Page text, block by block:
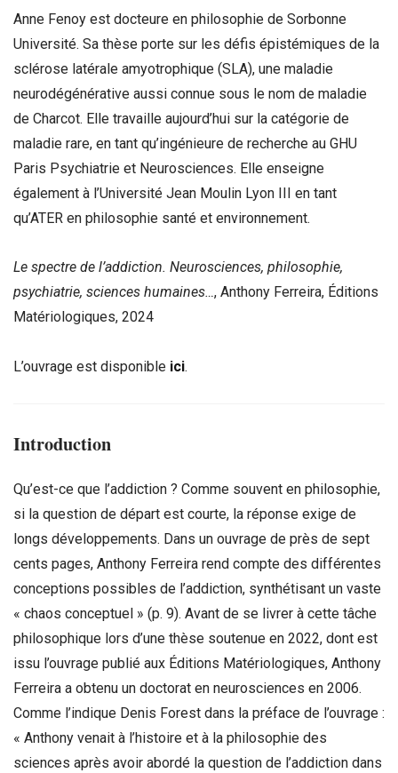
Anne Fenoy est docteure en philosophie de Sorbonne
Université. Sa thèse porte sur les défis épistémiques de la
sclérose latérale amyotrophique (SLA), une maladie
neurodégénérative aussi connue sous le nom de maladie
de Charcot. Elle travaille aujourd’hui sur la catégorie de
maladie rare, en tant qu’ingénieure de recherche au GHU
Paris Psychiatrie et Neurosciences. Elle enseigne
également à l’Université Jean Moulin Lyon III en tant
qu’ATER en philosophie santé et environnement.
Le spectre de l’addiction. Neurosciences, philosophie,
psychiatrie, sciences humaines…, Anthony Ferreira, Éditions
Matériologiques, 2024
L’ouvrage est disponible ici.
Introduction
Qu’est-ce que l’addiction ? Comme souvent en philosophie,
si la question de départ est courte, la réponse exige de
longs développements. Dans un ouvrage de près de sept
cents pages, Anthony Ferreira rend compte des différentes
conceptions possibles de l’addiction, synthétisant un vaste
« chaos conceptuel » (p. 9). Avant de se livrer à cette tâche
philosophique lors d’une thèse soutenue en 2022, dont est
issu l’ouvrage publié aux Éditions Matériologiques, Anthony
Ferreira a obtenu un doctorat en neurosciences en 2006.
Comme l’indique Denis Forest dans la préface de l’ouvrage :
« Anthony venait à l’histoire et à la philosophie des
sciences après avoir abordé la question de l’addiction dans